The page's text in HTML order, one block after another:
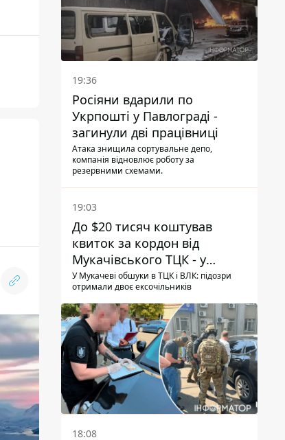
19:36
Росіяни вдарили по
Укрпошті у Павлограді -
загинули дві працівниці
Атака знищила сортувальне депо,
компанія відновлює роботу за
резервними схемами.
19:03
До $20 тисяч коштував
квиток за кордон від
Мукачівського ТЦК - у
гучній справі перші підозри
отримали двоє колишніх
керівників
У Мукачеві обшуки в ТЦК і ВЛК: підозри
отримали двоє ексочільників
18:08